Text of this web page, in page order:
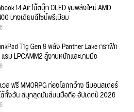
14 Air โน้ตบุ๊ก OLED ขุมพลังใหม่ AMD
บางเฉียบดีไซน์พรีเมียม
T1g Gen 9 พลัง Panther Lake กราฟิก
รม LPCAMM2 สู้งานหนักและเกมมิ่ง
วล ฟรี MMORPG ท่องโลกกว้าง ตีมอนสเตอร์
ทั้งวัน สนุกสุดมันส์บนมือถือ อัปเดตปี 2026